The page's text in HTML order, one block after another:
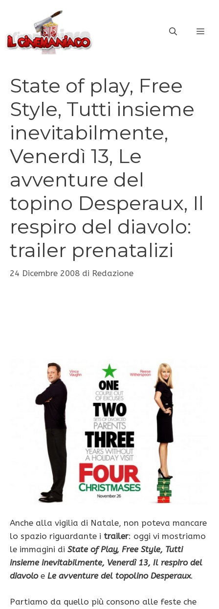
contenuto
State of play, Free
Style, Tutti insieme
inevitabilmente,
Venerdì 13, Le
avventure del
topino Desperaux, Il
respiro del diavolo:
trailer prenatalizi
24 Dicembre 2008 di Redazione
Anche alla vigilia di Natale, non poteva mancare
lo spazio riguardante i trailer: oggi vi mostriamo
le immagini di State of Play, Free Style, Tutti
insieme inevitabilmente, Venerdì 13, Il respiro del
diavoloe Le avventure del topolino Desperaux.
Partiamo da quello più consono alle feste che